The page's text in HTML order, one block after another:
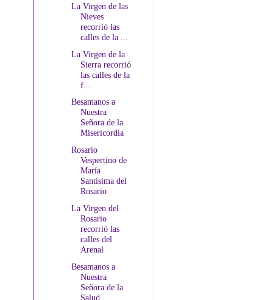
La Virgen de las
Nieves
recorrió las
calles de la ...
La Virgen de la
Sierra recorrió
las calles de la
f...
Besamanos a
Nuestra
Señora de la
Misericordia
Rosario
Vespertino de
María
Santísima del
Rosario
La Virgen del
Rosario
recorrió las
calles del
Arenal
Besamanos a
Nuestra
Señora de la
Salud